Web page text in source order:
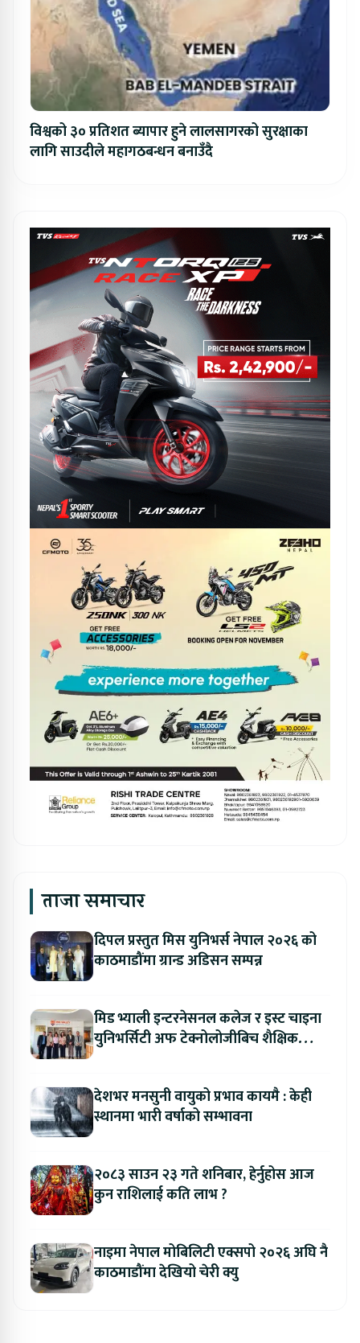
विश्वको ३० प्रतिशत ब्यापार हुने लालसागरको सुरक्षाका
लागि साउदीले महागठबन्धन बनाउँदै
ताजा समाचार
दिपल प्रस्तुत मिस युनिभर्स नेपाल २०२६ को
काठमाडौंमा ग्रान्ड अडिसन सम्पन्न
मिड भ्याली इन्टरनेसनल कलेज र इस्ट चाइना
युनिभर्सिटी अफ टेक्नोलोजीबिच शैक्षिक
देशभर मनसुनी वायुको प्रभाव कायमै : केही
स्थानमा भारी वर्षाको सम्भावना
२०८३ साउन २३ गते शनिबार, हेर्नुहोस आज
कुन राशिलाई कति लाभ ?
नाइमा नेपाल मोबिलिटी एक्सपो २०२६ अघि नै
काठमाडौंमा देखियो चेरी क्यु